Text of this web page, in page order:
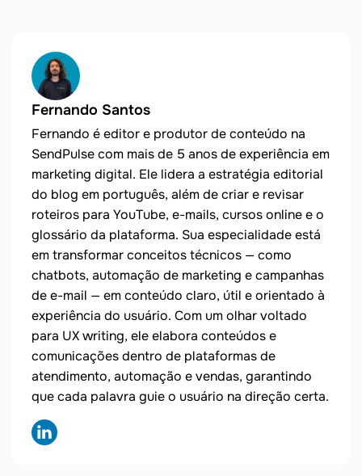
Fernando Santos
Fernando é editor e produtor de conteúdo na
SendPulse com mais de 5 anos de experiência em
marketing digital. Ele lidera a estratégia editorial
do blog em português, além de criar e revisar
roteiros para YouTube, e-mails, cursos online e o
glossário da plataforma. Sua especialidade está
em transformar conceitos técnicos — como
chatbots, automação de marketing e campanhas
de e-mail — em conteúdo claro, útil e orientado à
experiência do usuário. Com um olhar voltado
para UX writing, ele elabora conteúdos e
comunicações dentro de plataformas de
atendimento, automação e vendas, garantindo
que cada palavra guie o usuário na direção certa.